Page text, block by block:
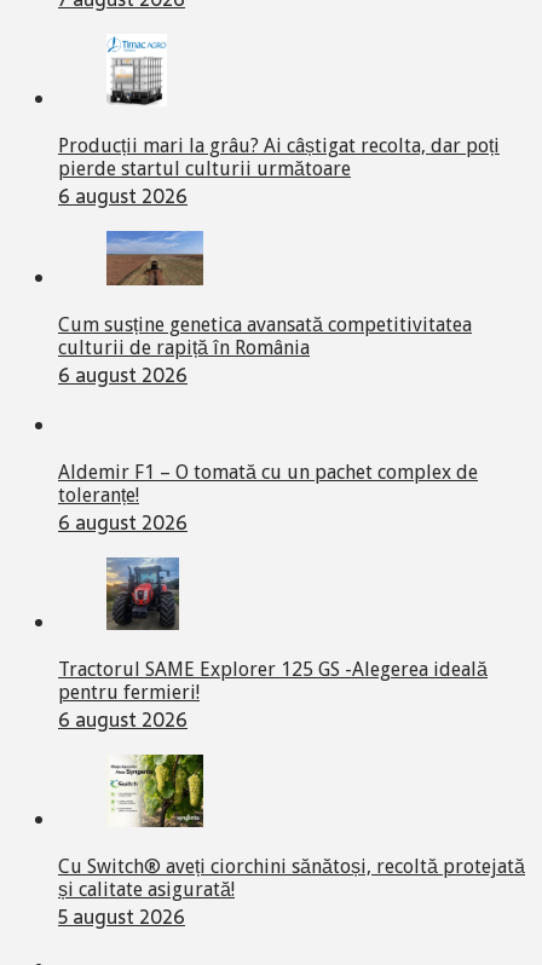
Producții mari la grâu? Ai câștigat recolta, dar poți
pierde startul culturii următoare
6 august 2026
Cum susține genetica avansată competitivitatea
culturii de rapiță în România
6 august 2026
Aldemir F1 – O tomată cu un pachet complex de
toleranțe!
6 august 2026
Tractorul SAME Explorer 125 GS -Alegerea ideală
pentru fermieri!
6 august 2026
Cu Switch® aveți ciorchini sănătoși, recoltă protejată
și calitate asigurată!
5 august 2026